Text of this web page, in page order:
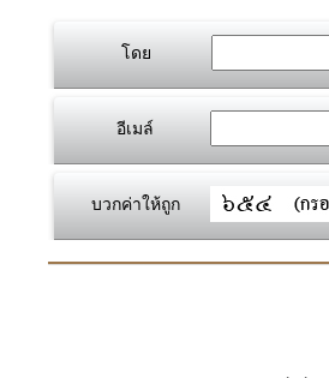
โดย
อีเมล์
บวกค่าให้ถูก